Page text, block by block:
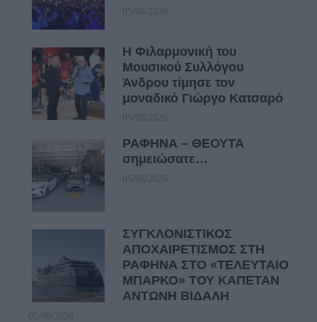
05/08/2026
Η Φιλαρμονική του
Μουσικού Συλλόγου
Άνδρου τίμησε τον
μοναδικό Γιώργο Κατσαρό
05/08/2026
ΡΑΦΗΝΑ – ΘΕΟΥΤΑ
σημειώσατε…
05/08/2026
ΣΥΓΚΛΟΝΙΣΤΙΚΟΣ
ΑΠΟΧΑΙΡΕΤΙΣΜΟΣ ΣΤΗ
ΡΑΦΗΝΑ ΣΤΟ «ΤΕΛΕΥΤΑΙΟ
ΜΠΑΡΚΟ» ΤΟΥ ΚΑΠΕΤΑΝ
ΑΝΤΩΝΗ ΒΙΔΑΛΗ
05/08/2026